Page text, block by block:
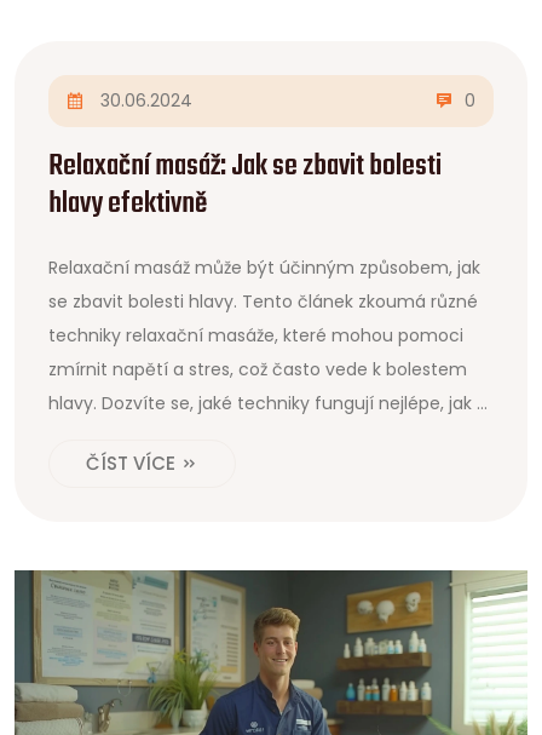
30.06.2024 0
Relaxační masáž: Jak se zbavit bolesti
hlavy efektivně
Relaxační masáž může být účinným způsobem, jak
se zbavit bolesti hlavy. Tento článek zkoumá různé
techniky relaxační masáže, které mohou pomoci
zmírnit napětí a stres, což často vede k bolestem
hlavy. Dozvíte se, jaké techniky fungují nejlépe, jak si
masáž přinést vašemu zdraví.
ČÍST VÍCE